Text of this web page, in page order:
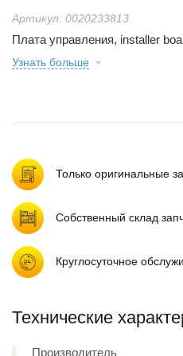
Артикул: 0020233813
Плата управления, installer
Узнать больше
Только оригинальные
Собственный склад
Круглосуточное
Технические
Производитель